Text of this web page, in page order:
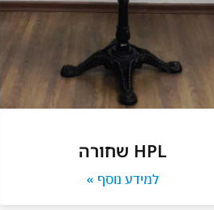
HPL שחורה
למידע נוסף »